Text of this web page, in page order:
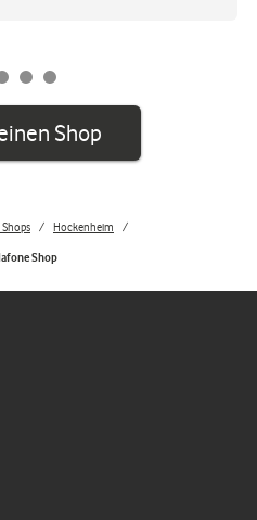
Shop
Hockenheim
Shop
in einem neuen Tab